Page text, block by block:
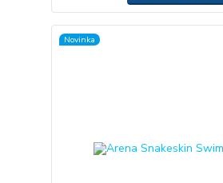
Novinka